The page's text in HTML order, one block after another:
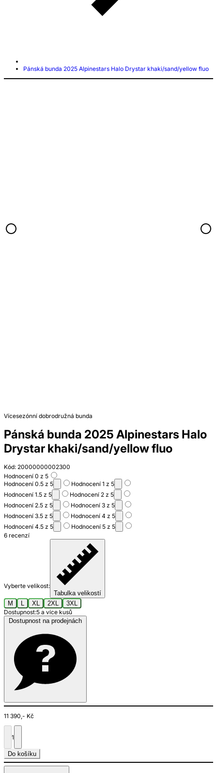
Pánská bunda 2025 Alpinestars Halo Drystar khaki/sand/yellow fluo
Vícesezónní dobrodružná bunda
Pánská bunda 2025 Alpinestars Halo
Drystar khaki/sand/yellow fluo
Kód: 20000000002300
Hodnocení 0 z 5
Hodnocení 0.5 z 5
Hodnocení 1 z 5
Hodnocení 1.5 z 5
Hodnocení 2 z 5
Hodnocení 2.5 z 5
Hodnocení 3 z 5
Hodnocení 3.5 z 5
Hodnocení 4 z 5
Hodnocení 4.5 z 5
Hodnocení 5 z 5
6 recenzí
Vyberte velikost:
Tabulka velikostí
M
L XL 2XL
3XL
Dostupnost:5 a více kusů
11 390,- Kč
1
Do košíku